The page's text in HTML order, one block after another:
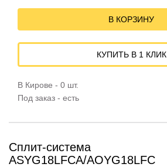
В КОРЗИНУ
КУПИТЬ В 1 КЛИК
В Кирове - 0 шт.
Под заказ - есть
Сплит-система
ASYG18LFCA/AOYG18LFC